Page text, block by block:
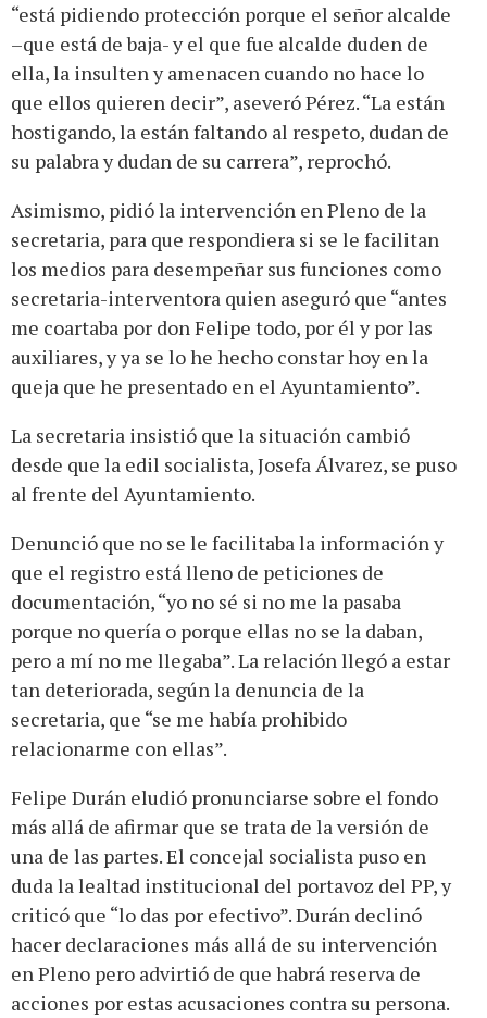
“está pidiendo protección porque el señor alcalde
–que está de baja- y el que fue alcalde duden de
ella, la insulten y amenacen cuando no hace lo
que ellos quieren decir”, aseveró Pérez. “La están
hostigando, la están faltando al respeto, dudan de
su palabra y dudan de su carrera”, reprochó.
Asimismo, pidió la intervención en Pleno de la
secretaria, para que respondiera si se le facilitan
los medios para desempeñar sus funciones como
secretaria-interventora quien aseguró que “antes
me coartaba por don Felipe todo, por él y por las
auxiliares, y ya se lo he hecho constar hoy en la
queja que he presentado en el Ayuntamiento”.
La secretaria insistió que la situación cambió
desde que la edil socialista, Josefa Álvarez, se puso
al frente del Ayuntamiento.
Denunció que no se le facilitaba la información y
que el registro está lleno de peticiones de
documentación, “yo no sé si no me la pasaba
porque no quería o porque ellas no se la daban,
pero a mí no me llegaba”. La relación llegó a estar
tan deteriorada, según la denuncia de la
secretaria, que “se me había prohibido
relacionarme con ellas”.
Felipe Durán eludió pronunciarse sobre el fondo
más allá de afirmar que se trata de la versión de
una de las partes. El concejal socialista puso en
duda la lealtad institucional del portavoz del PP, y
criticó que “lo das por efectivo”. Durán declinó
hacer declaraciones más allá de su intervención
en Pleno pero advirtió de que habrá reserva de
acciones por estas acusaciones contra su persona.